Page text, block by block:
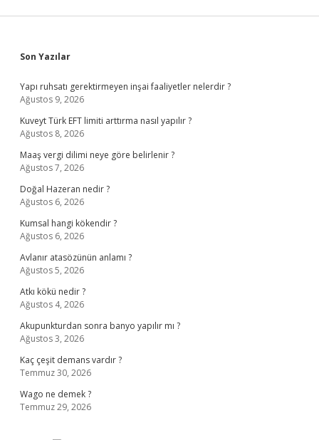
Sidebar
Son Yazılar
Yapı ruhsatı gerektirmeyen inşai faaliyetler nelerdir ?
Ağustos 9, 2026
Kuveyt Türk EFT limiti arttırma nasıl yapılır ?
Ağustos 8, 2026
Maaş vergi dilimi neye göre belirlenir ?
Ağustos 7, 2026
Doğal Hazeran nedir ?
Ağustos 6, 2026
Kumsal hangi kökendir ?
Ağustos 6, 2026
Avlanır atasözünün anlamı ?
Ağustos 5, 2026
Atkı kökü nedir ?
Ağustos 4, 2026
Akupunkturdan sonra banyo yapılır mı ?
Ağustos 3, 2026
Kaç çeşit demans vardır ?
Temmuz 30, 2026
Wago ne demek ?
Temmuz 29, 2026